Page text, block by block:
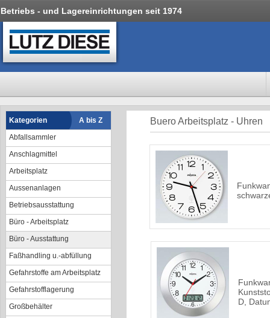
Betriebs - und Lagereinrichtungen seit 1974
Kategorien
A bis Z
Abfallsammler
Anschlagmittel
Arbeitsplatz
Aussenanlagen
Betriebsausstattung
Büro - Arbeitsplatz
Büro - Ausstattung
Faßhandling u.-abfüllung
Gefahrstoffe am Arbeitsplatz
Gefahrstofflagerung
Großbehälter
Buero Arbeitsplatz - Uhren
D,